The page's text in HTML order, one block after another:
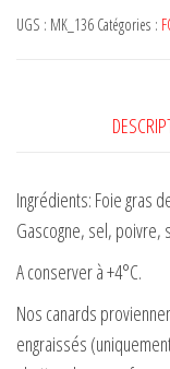
UGS : MK_136 Catégories :
Ingrédients: Foie gras
Gascogne, sel, poivre,
A conserver à +4°C.
Nos canards
engraissés